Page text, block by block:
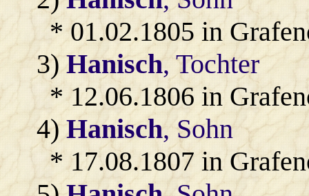
* 01.02.1805 in
3)Hanisch, Tochter
* 12.06.1806 in
4)Hanisch, Sohn
* 17.08.1807 in